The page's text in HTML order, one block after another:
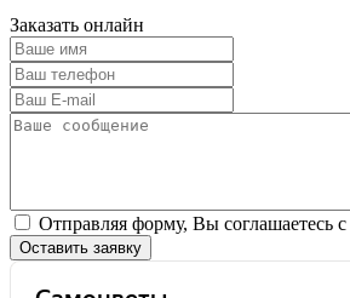
Заказать онлайн
Отправляя форму, Вы соглашаетесь с